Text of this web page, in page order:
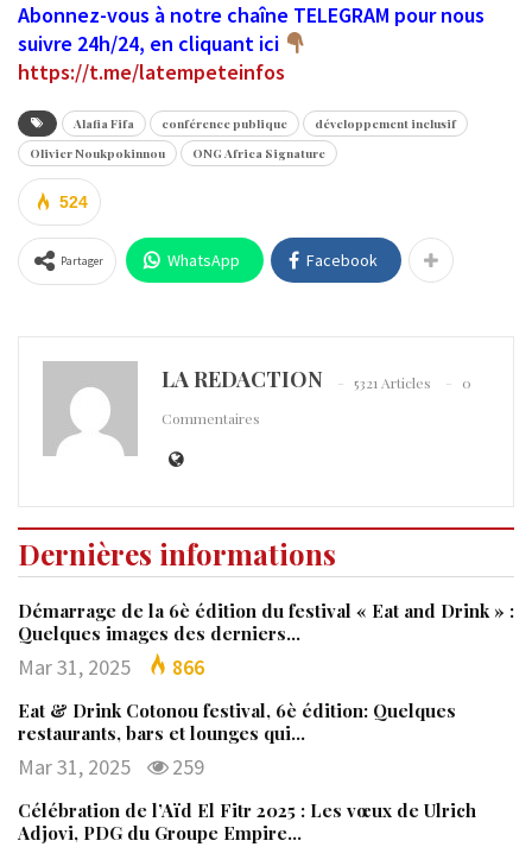
Abonnez-vous à notre chaîne TELEGRAM pour nous
suivre 24h/24, en cliquant ici
https://t.me/latempeteinfos
Alafia Fifa conférence publique
développement inclusif
Olivier Noukpokinnou
ONG Africa Signature
524
Partager WhatsApp Facebook
LA REDACTION 5321 Articles
0
Commentaires
Dernières informations
Démarrage de la 6è édition du festival « Eat and Drink » :
Quelques images des derniers…
Mar 31, 2025 866
Eat & Drink Cotonou festival, 6è édition: Quelques
restaurants, bars et lounges qui…
Mar 31, 2025 259
Célébration de l’Aïd El Fitr 2025 : Les vœux de Ulrich
Adjovi, PDG du Groupe Empire…